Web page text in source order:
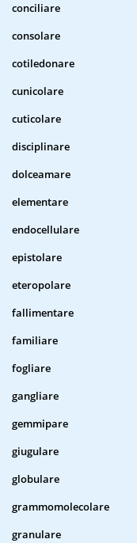
conciliare
consolare
cotiledonare
cunicolare
cuticolare
disciplinare
dolceamare
elementare
endocellulare
epistolare
eteropolare
fallimentare
familiare
fogliare
gangliare
gemmipare
giugulare
globulare
grammomolecolare
granulare